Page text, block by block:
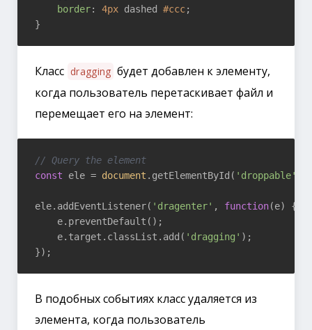
border: 4px dashed #ccc;
Класс dragging будет добавлен к элементу,
когда пользователь перетаскивает файл и
перемещает его на элемент:
// Query the element
const ele = document .getElementById( 'droppable'
ele.addEventListener( 'dragenter' , function(e) {
    e.preventDefault();
    e.target.classList.add(
'dragging' );
В подобных событиях класс удаляется из
элемента, когда пользователь